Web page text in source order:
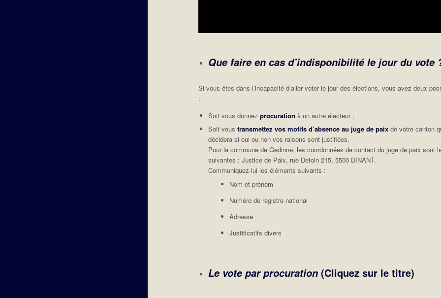
Que faire en cas d’indisponibilité le jour du vote
Si vous êtes dans l’incapacité d’aller voter le jour des élections, vous avez deux
:
Soit vous donnezprocuration à un autre électeur ;
Soit voustransmettez vos motifs d’absence au juge de paix de votre canton
décidera si oui ou non vos raisons sont justifiées.
Pour la commune de Gedinne, les coordonnées de contact du juge de paix sont
suivantes : Justice de Paix, rue Defoin 215, 5500 DINANT.
Communiquez-lui les éléments suivants :
Nom et prénom
Numéro de registre national
Adresse
Justificatifs divers
Le vote par procuration(Cliquez sur le titre)